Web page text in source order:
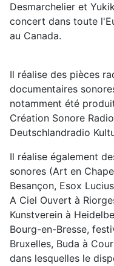
Desmarchelier et
concert dans toute
au Canada.
Il réalise des pièces
documentaires
notamment été
Création Sonore
Deutschlandradio
Il réalise également
sonores (Art en
Besançon, Esox
A Ciel Ouvert à
Kunstverein à
Bourg-en-Bresse,
Bruxelles, Buda à
dans lesquelles le